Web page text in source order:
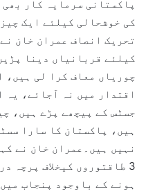
پاکستانی سرمایہ کار
کی خوشحالی کیلئے ایک
تحریک انصاف عمران خان
چوریاں معاف کرا لی ہیں،
اقتدار میں نہ آجائے،
جسٹس کے پیچھے پڑے ہیں،
ہیں، پاکستان کا سارا
نہیں ہیں۔عمران خان نے
3 طاقتوروں کیخلاف پرچہ
ہونے کے باوجود پنجاب